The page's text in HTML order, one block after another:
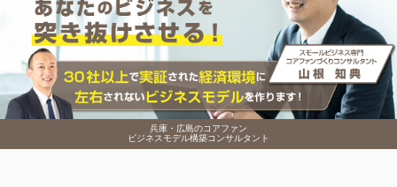
兵庫・広島のコアファン
ビジネスモデル構築コンサルタント